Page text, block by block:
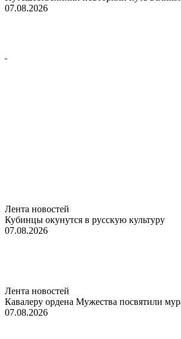
07.08.2026
Лента новостей
Кубинцы окунутся в русскую культуру
07.08.2026
Лента новостей
Кавалеру ордена Мужества посвятили
07.08.2026